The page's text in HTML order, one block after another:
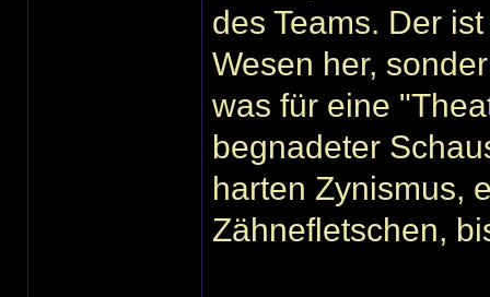
des Teams. Der
Wesen her,
was für eine
begnadeter
harten Zynismus,
Zähnefletschen,